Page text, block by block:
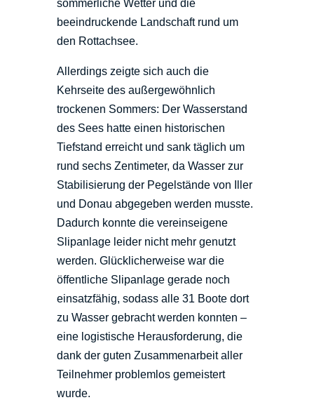
sommerliche Wetter und die
beeindruckende Landschaft rund um
den Rottachsee.
Allerdings zeigte sich auch die
Kehrseite des außergewöhnlich
trockenen Sommers: Der Wasserstand
des Sees hatte einen historischen
Tiefstand erreicht und sank täglich um
rund sechs Zentimeter, da Wasser zur
Stabilisierung der Pegelstände von Iller
und Donau abgegeben werden musste.
Dadurch konnte die vereinseigene
Slipanlage leider nicht mehr genutzt
werden. Glücklicherweise war die
öffentliche Slipanlage gerade noch
einsatzfähig, sodass alle 31 Boote dort
zu Wasser gebracht werden konnten –
eine logistische Herausforderung, die
dank der guten Zusammenarbeit aller
Teilnehmer problemlos gemeistert
wurde.